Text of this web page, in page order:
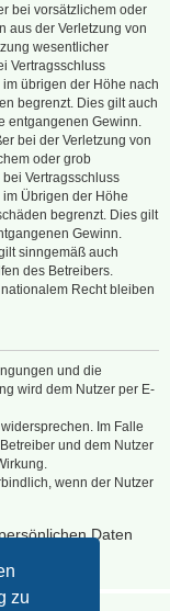
zu
bei vorsätzlichem oder
aus der Verletzung von
wesentlicher
Vertragsschluss
übrigen der Höhe nach
begrenzt. Dies gilt auch
entgangenen Gewinn.
bei der Verletzung von
oder grob
Vertragsschluss
Übrigen der Höhe
begrenzt. Dies gilt
Gewinn.
sinngemäß auch
des Betreibers.
Recht bleiben
und die
wird dem Nutzer per E-
Im Falle
und dem Nutzer
wenn der Nutzer
Daten